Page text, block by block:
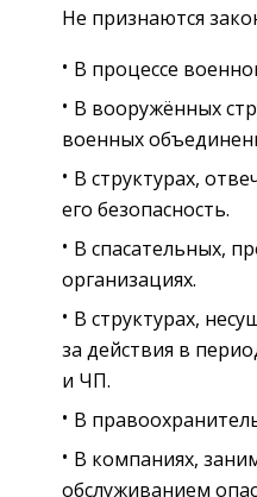
Не признаются
В процессе
В вооружённых
военных
В структурах,
его безопасность.
В спасательных,
организациях.
В структурах,
за действия в
и ЧП.
В
В компаниях,
обслуживанием